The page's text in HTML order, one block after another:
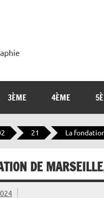
3ÈME 4ÈME
21 La
DE